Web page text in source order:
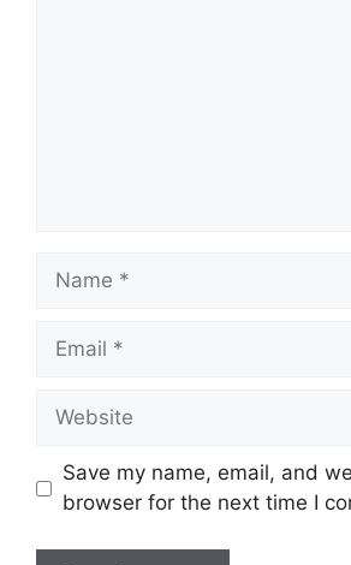
Name
Email
Website
Save my name, email, and
browser for the next time I